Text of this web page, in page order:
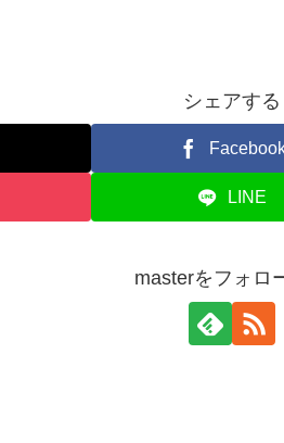
シェアする
LINE
masterをフォロ